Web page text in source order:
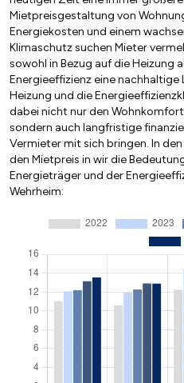
Mietpreisgestaltung von
Energiekosten und einem
Klimaschutz suchen Mieter
sowohl in Bezug auf die Heizung
Energieeffizienz eine nachhaltige
Heizung und die
dabei nicht nur den
sondern auch langfristige
Vermieter mit sich bringen. In
den Mietpreis in wir die
Energieträger und der
Wehrheim: